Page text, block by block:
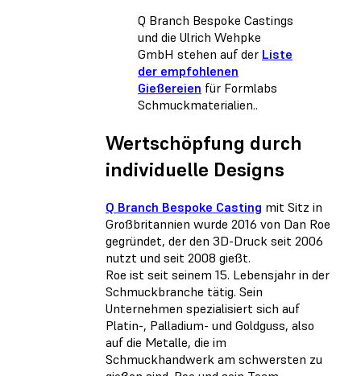
Q Branch Bespoke Castings
und die Ulrich Wehpke
GmbH stehen auf der Liste
der empfohlenen
Gießereien für Formlabs
Schmuckmaterialien..
Wertschöpfung durch
individuelle Designs
Q Branch Bespoke Casting mit Sitz in
Großbritannien wurde 2016 von Dan Roe
gegründet, der den 3D-Druck seit 2006
nutzt und seit 2008 gießt.
Roe ist seit seinem 15. Lebensjahr in der
Schmuckbranche tätig. Sein
Unternehmen spezialisiert sich auf
Platin-, Palladium- und Goldguss, also
auf die Metalle, die im
Schmuckhandwerk am schwersten zu